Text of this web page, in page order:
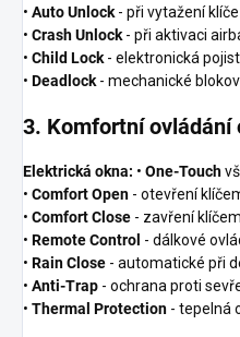
• Auto Unlock - při vytažení klíče
• Crash Unlock - při aktivaci
• Child Lock - elektronická
• Deadlock - mechanické
3. Komfortní ovládání
Elektrická okna: • One-Touch
• Comfort Open - otevření
• Comfort Close - zavření klíčem
• Remote Control - dálkové
• Rain Close - automatické při
• Anti-Trap - ochrana proti
• Thermal Protection - tepelná